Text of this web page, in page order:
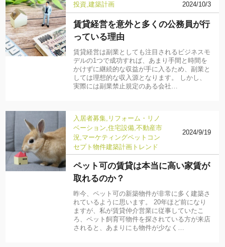
投資 建築計画 2024/10/3
賃貸経営を意外と多くの公務員が行
っている理由
賃貸経営は副業としても注目されるビジネスモ
デルの1つで成功すれば、あまり手間と時間を
かけずに継続的な収益が手に入るため、副業と
しては理想的な収入源となります。 しかし、
実際には副業禁止規定のある会社…
入居者募集 リフォーム・リノ
ベーション 住宅設備 不動産市
況 マーケティングペット コン
セプト物件建築計画 トレンド
2024/9/19
ペット可の賃貸は本当に高い家賃が
取れるのか？
昨今、ペット可の新築物件が非常に多く建築さ
れているように思います。 20年ほど前になり
ますが、私が賃貸仲介営業に従事していたこ
ろ、ペット飼育可物件を探されている方が来店
されると、あまりにも物件が少なく…